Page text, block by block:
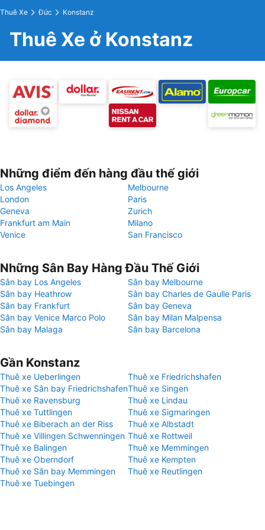
Thuê Xe Đức Konstanz
Thuê Xe ở Konstanz
Những điểm đến hàng đầu thế giới
Los Angeles
Melbourne
London
Paris
Geneva
Zurich
Frankfurt am Main
Milano
Venice
San Francisco
Những Sân Bay Hàng Đầu Thế Giới
Sân bay Los Angeles
Sân bay Melbourne
Sân bay Heathrow
Sân bay Charles de Gaulle Paris
Sân bay Frankfurt
Sân bay Geneva
Sân bay Venice Marco Polo
Sân bay Milan Malpensa
Sân bay Malaga
Sân bay Barcelona
Gần Konstanz
Thuê xe Ueberlingen
Thuê xe Friedrichshafen
Thuê xe Sân bay FriedrichshafenThuê xe Singen
Thuê xe Ravensburg
Thuê xe Lindau
Thuê xe Tuttlingen
Thuê xe Sigmaringen
Thuê xe Biberach an der Riss
Thuê xe Albstadt
Thuê xe Villingen Schwenningen Thuê xe Rottweil
Thuê xe Balingen
Thuê xe Memmingen
Thuê xe Oberndorf
Thuê xe Kempten
Thuê xe Sân bay Memmingen
Thuê xe Reutlingen
Thuê xe Tuebingen